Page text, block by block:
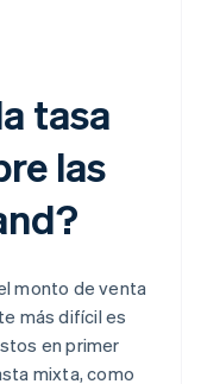
tasa
las
monto de venta
más difícil es
en primer
mixta, como